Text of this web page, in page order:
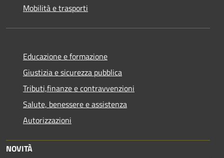
Mobilità e trasporti
Educazione e formazione
Giustizia e sicurezza pubblica
Tributi,finanze e contravvenzioni
Salute, benessere e assistenza
Autorizzazioni
NOVITÀ